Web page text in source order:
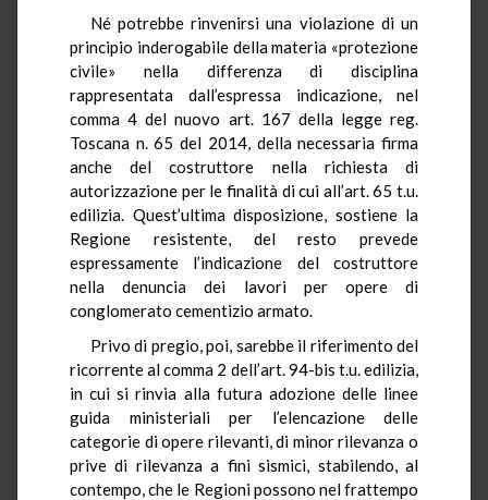
Né potrebbe rinvenirsi una violazione di un
principio inderogabile della materia «protezione
civile» nella differenza di disciplina
rappresentata dall’espressa indicazione, nel
comma 4 del nuovo art. 167 della legge reg.
Toscana n. 65 del 2014, della necessaria firma
anche del costruttore nella richiesta di
autorizzazione per le finalità di cui all’art. 65 t.u.
edilizia. Quest’ultima disposizione, sostiene la
Regione resistente, del resto prevede
espressamente l’indicazione del costruttore
nella denuncia dei lavori per opere di
conglomerato cementizio armato.
Privo di pregio, poi, sarebbe il riferimento del
ricorrente al comma 2 dell’art. 94-bis t.u.edilizia,
in cui si rinvia alla futura adozione delle linee
guida ministeriali per l’elencazione delle
categorie di opere rilevanti, di minor rilevanza o
prive di rilevanza a fini sismici, stabilendo, al
contempo, che le Regioni possono nel frattempo